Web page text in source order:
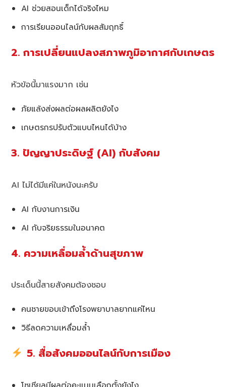
AI ช่วยสอนเด็กได้จริงไหม
การเรียนออนไลน์กับผลสัมฤทธิ์
2. การเปลี่ยนแปลงสภาพภูมิอากาศกับเกษตร
หัวข้อนี้มาแรงมาก เช่น
ภัยแล้งส่งผลต่อผลผลิตยังไง
เกษตรกรปรับตัวแบบไหนได้บ้าง
3. ปัญญาประดิษฐ์ (AI) กับสังคม
AI ไม่ได้มีแค่ในหนังนะครับ
AI กับงานการเงิน
AI กับจริยธรรมในอนาคต
4. ความเหลื่อมล้ำด้านสุขภาพ
ประเด็นนี้สายสังคมต้องชอบ
คนชายขอบเข้าถึงโรงพยาบาลยากแค่ไหน
วิธีลดความเหลื่อมล้ำ
5. สื่อสังคมออนไลน์กับการเมือง